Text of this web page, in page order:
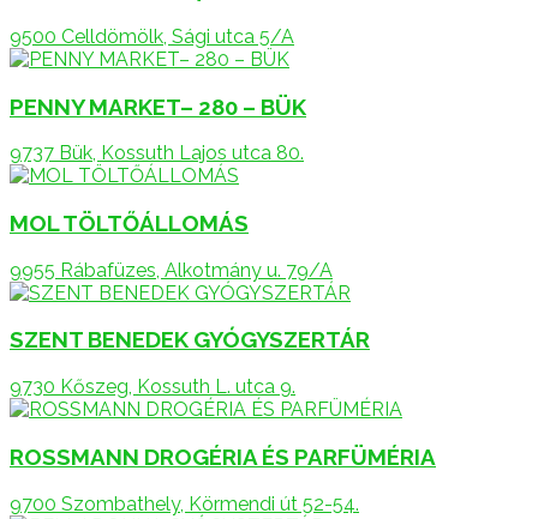
9500 Celldömölk, Sági utca 5/A
PENNY MARKET– 280 – BÜK
9737 Bük, Kossuth Lajos utca 80.
MOL TÖLTŐÁLLOMÁS
9955 Rábafüzes, Alkotmány u. 79/A
SZENT BENEDEK GYÓGYSZERTÁR
9730 Kőszeg, Kossuth L. utca 9.
ROSSMANN DROGÉRIA ÉS PARFÜMÉRIA
9700 Szombathely, Körmendi út 52-54.